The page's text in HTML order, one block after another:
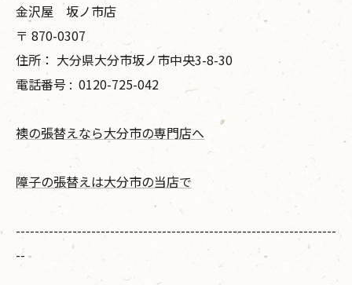
金沢屋 坂ノ市店
〒 870-0307
住所： 大分県大分市坂ノ市中央3-8-30
電話番号 : 0120-725-042
襖の張替えなら大分市の専門店へ
障子の張替えは大分市の当店で
--------------------------------------------------------------------
--